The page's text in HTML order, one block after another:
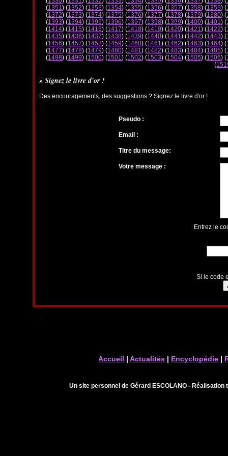
(1351) (1352) (1353) (1354) (1355) (1356) (1357) (1358) (1359) (
(1372) (1373) (1374) (1375) (1376) (1377) (1378) (1379) (1380) (
(1393) (1394) (1395) (1396) (1397) (1398) (1399) (1400) (1401) (
(1414) (1415) (1416) (1417) (1418) (1419) (1420) (1421) (1422) (
(1435) (1436) (1437) (1438) (1439) (1440) (1441) (1442) (1443) (
(1456) (1457) (1458) (1459) (1460) (1461) (1462) (1463) (1464) (
(1477) (1478) (1479) (1480) (1481) (1482) (1483) (1484) (1485) (
(1498) (1499) (1500) (1501) (1502) (1503) (1504) (1505) (1506) (
(
» Signez le livre d'or !
Des encouragements, des suggestions ? Signez le livre d'or !
Pseudo :
Email :
Titre du message:
Votre message :
Entrez le
Si le code
Accueil |Actualités | Encyclopédie |
Un site personnel de Gérard ESCOLANO -